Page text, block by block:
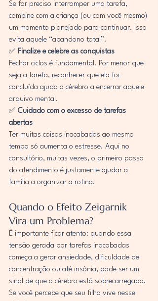
Se for preciso interromper uma tarefa,
combine com a criança (ou com você mesmo)
um momento planejado para continuar. Isso
evita aquele “abandono total”.
✅ Finalize e celebre as conquistas
Fechar ciclos é fundamental. Por menor que
seja a tarefa, reconhecer que ela foi
concluída ajuda o cérebro a encerrar aquele
arquivo mental.
✅ Cuidado com o excesso de tarefas
abertas
Ter muitas coisas inacabadas ao mesmo
tempo só aumenta o estresse. Aqui no
consultório, muitas vezes, o primeiro passo
do atendimento é justamente ajudar a
família a organizar a rotina.
Quando o Efeito Zeigarnik
Vira um Problema?
É importante ficar atento: quando essa
tensão gerada por tarefas inacabadas
começa a gerar ansiedade, dificuldade de
concentração ou até insônia, pode ser um
sinal de que o cérebro está sobrecarregado.
Se você percebe que seu filho vive nesse